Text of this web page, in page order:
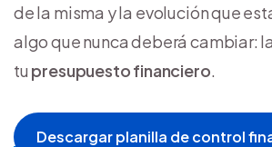
de la misma y la evolución que
algo que nunca deberá cambiar:
tu presupuesto financiero.
Descargar planilla de control